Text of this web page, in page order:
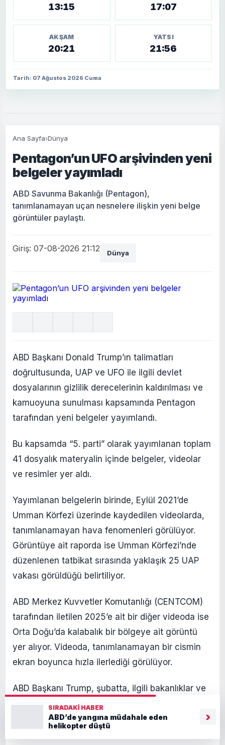
13:15 17:07
AKŞAM
20:21
YATSI
21:56
Tarih: 07 Ağustos 2026 Cuma
Ana Sayfa›Dünya
Pentagon’un UFO arşivinden yeni
belgeler yayımladı
ABD Savunma Bakanlığı (Pentagon),
tanımlanamayan uçan nesnelere ilişkin yeni belge
görüntüler paylaştı.
Giriş: 07-08-2026 21:12 Dünya
ABD Başkanı Donald Trump’ın talimatları
doğrultusunda, UAP ve UFO ile ilgili devlet
dosyalarının gizlilik derecelerinin kaldırılması ve
kamuoyuna sunulması kapsamında Pentagon
tarafından yeni belgeler yayımlandı.
Bu kapsamda “5. parti” olarak yayımlanan toplam
41 dosyalık materyalin içinde belgeler, videolar
ve resimler yer aldı.
Yayımlanan belgelerin birinde, Eylül 2021’de
Umman Körfezi üzerinde kaydedilen videolarda,
tanımlanamayan hava fenomenleri görülüyor.
Görüntüye ait raporda ise Umman Körfezi’nde
düzenlenen tatbikat sırasında yaklaşık 25 UAP
vakası görüldüğü belirtiliyor.
ABD Merkez Kuvvetler Komutanlığı (CENTCOM)
tarafından iletilen 2025’e ait bir diğer videoda ise
Orta Doğu’da kalabalık bir bölgeye ait görüntü
yer alıyor. Videoda, tanımlanamayan bir cismin
ekran boyunca hızla ilerlediği görülüyor.
ABD Başkanı Trump, şubatta, ilgili bakanlıklar ve
kurumlara, uzaylılar ve UFO ile ilgili dosyaları
tespit edip, yayımlama sürecini başlatmaları için
SIRADAKI HABER
ABD’de yangına müdahale eden
helikopter düştü
›